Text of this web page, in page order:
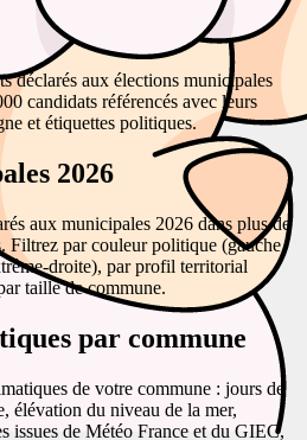
déclarés aux élections municipales
candidats référencés avec leurs
et étiquettes politiques.
2026
aux municipales 2026 dans plus de
Filtrez par couleur politique (gauche,
droite), par profil territorial
taille de commune.
par commune
de votre commune : jours de
élévation du niveau de la mer,
issues de Météo France et du GIEC,